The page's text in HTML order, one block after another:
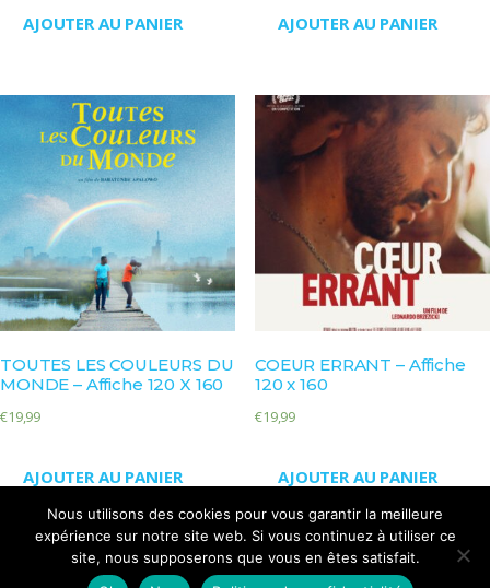
AJOUTER AU PANIER AJOUTER AU PANIER
TOUTES LES COULEURS DU
MONDE – Affiche 120 X 160
€19,99
AJOUTER AU PANIER
COEUR ERRANT – Affiche
120 x 160
€19,99
AJOUTER AU PANIER
Nous utilisons des cookies pour vous garantir la meilleure
expérience sur notre site web. Si vous continuez à utiliser ce
site, nous supposerons que vous en êtes satisfait.